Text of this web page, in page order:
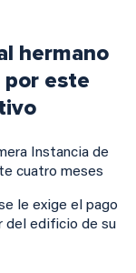
hermano
por este
Instancia de
cuatro meses
le exige el pago
del edificio de su